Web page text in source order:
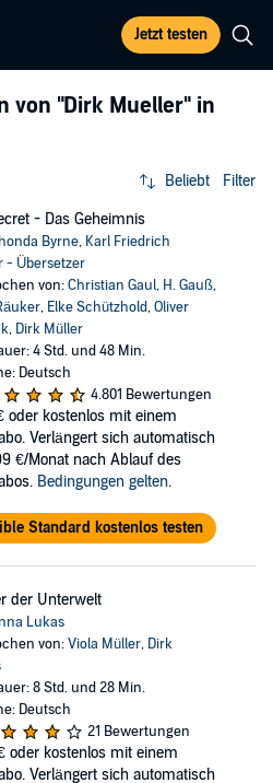
Jetzt testen
von "Dirk Mueller" in
Beliebt Filter
- Das Geheimnis
Byrne, Karl Friedrich
- Übersetzer
von:Christian Gaul, H. Gauß,
, Elke Schützhold,Oliver
, Dirk Müller
4 Std. und 48 Min.
Deutsch
4.801 Bewertungen
oder kostenlos mit einem
Verlängert sich automatisch
€/Monat nach Ablauf des
Bedingungen gelten.
Standard kostenlos testen
der Unterwelt
Lukas
von:Viola Müller, Dirk
8 Std. und 28 Min.
Deutsch
21 Bewertungen
oder kostenlos mit einem
Verlängert sich automatisch